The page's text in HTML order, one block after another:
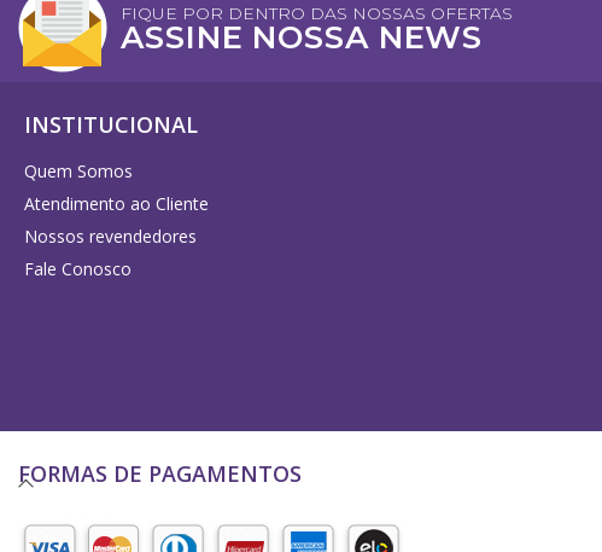
FIQUE POR DENTRO DAS NOSSAS OFERTAS
ASSINE NOSSA NEWS
INSTITUCIONAL
Quem Somos
Atendimento ao Cliente
Nossos revendedores
Fale Conosco
FORMAS DE PAGAMENTOS